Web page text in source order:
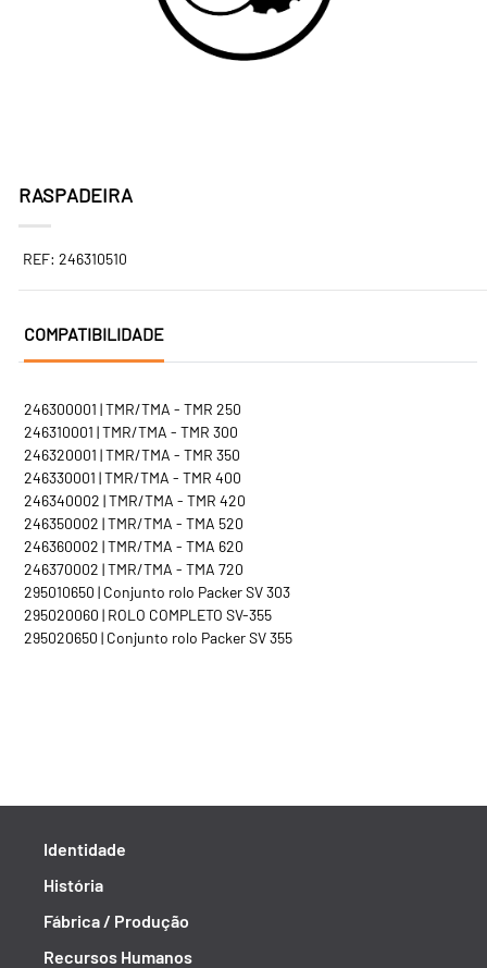
RASPADEIRA
REF: 246310510
COMPATIBILIDADE
246300001 | TMR/TMA - TMR 250
246310001 | TMR/TMA - TMR 300
246320001 | TMR/TMA - TMR 350
246330001 | TMR/TMA - TMR 400
246340002 | TMR/TMA - TMR 420
246350002 | TMR/TMA - TMA 520
246360002 | TMR/TMA - TMA 620
246370002 | TMR/TMA - TMA 720
295010650 | Conjunto rolo Packer SV 303
295020060 | ROLO COMPLETO SV-355
295020650 | Conjunto rolo Packer SV 355
Identidade
História
Fábrica / Produção
Recursos Humanos